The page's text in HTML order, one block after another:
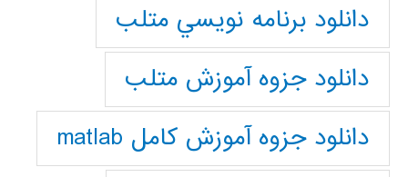
دانلود برنامه نويسي متلب
دانلود جزوه آموزش متلب
دانلود جزوه آموزش کامل matlab